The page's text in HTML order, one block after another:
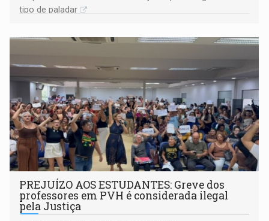
tipo de paladar
PREJUÍZO AOS ESTUDANTES: Greve dos
professores em PVH é considerada ilegal
pela Justiça